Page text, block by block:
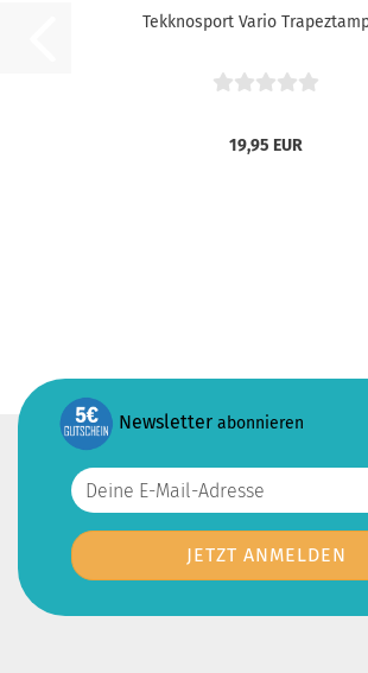
Tekknosport Vario
19,95 EUR
Newsletter abonnieren